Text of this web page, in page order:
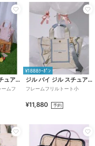
ジル バイ ジル スチュアート
ームフ
¥1888ｸｰﾎﾟﾝ
ジル バイ ジル スチュアート
フレームフリルトート小
¥11,880 予約